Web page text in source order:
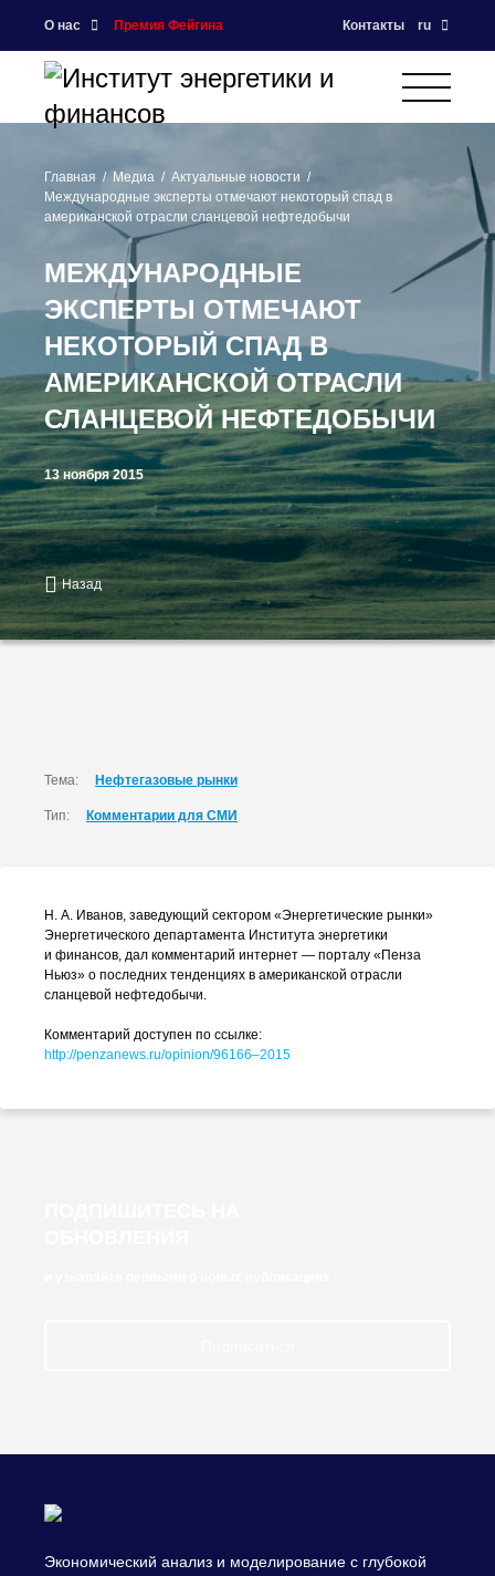
О нас Премия Фейгина Контакты ru
Главная Медиа
Актуальные новости
Международные эксперты отмечают некоторый спад в
американской отрасли сланцевой нефтедобычи
МЕЖДУНАРОДНЫЕ
ЭКСПЕРТЫ ОТМЕЧАЮТ
НЕКОТОРЫЙ СПАД В
АМЕРИКАНСКОЙ ОТРАСЛИ
СЛАНЦЕВОЙ НЕФТЕДОБЫЧИ
13 ноября 2015
Назад
Тема: Нефтегазовые рынки
Тип: Комментарии для СМИ
Н. А. Иванов, заведующий сектором «Энергетические рынки»
Энергетического департамента Института энергетики
и финансов, дал комментарий интернет — порталу «Пенза
Ньюз» о последних тенденциях в американской отрасли
сланцевой нефтедобычи.
Комментарий доступен по ссылке:
http://penzanews.ru/opinion/96166–2015
Экономический анализ и моделирование с глубокой